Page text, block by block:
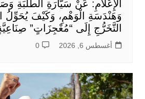
الْإِعْلَامِ: عَنْ سَيَّارَةِ الطَّلَبَةِ
وَهَنْدَسَةِ الْوَهْمِ، وَكَيْفَ يُحَوِّلُ
التَّخَرُّجِ إِلَى “مُعْجِزَاتٍ”
أغسطس 6, 2026 0